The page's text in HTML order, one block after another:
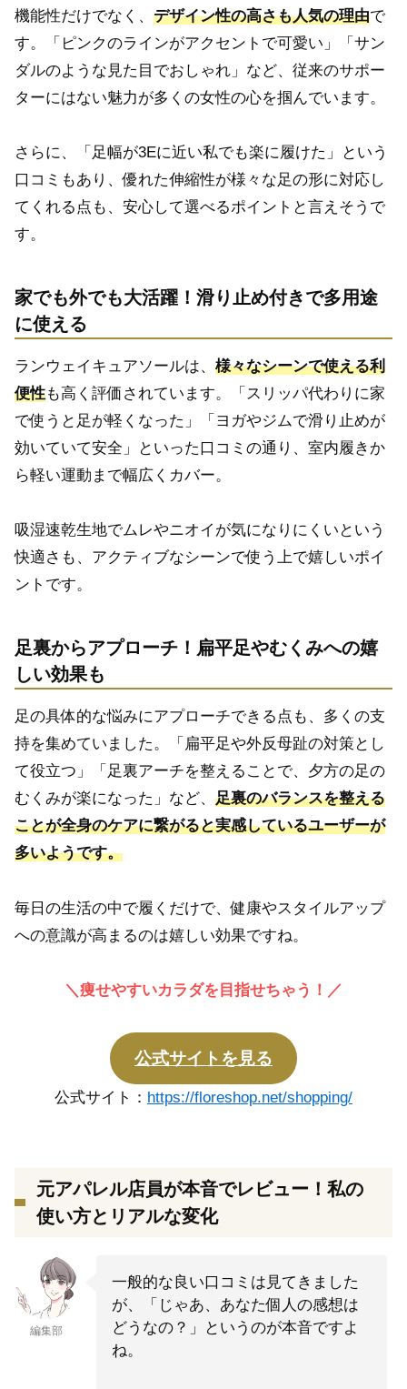
機能性だけでなく、 デザイン性の高さも人気の理由で
す。「ピンクのラインがアクセントで可愛い」「サン
ダルのような見た目でおしゃれ」など、従来のサポー
ターにはない魅力が多くの女性の心を掴んでいます。
さらに、「足幅が3Eに近い私でも楽に履けた」という
口コミもあり、優れた伸縮性が様々な足の形に対応し
てくれる点も、安心して選べるポイントと言えそうで
す。
家でも外でも大活躍！滑り止め付きで多用途
に使える
ランウェイキュアソールは、 様々なシーンで使える利
便性も高く評価されています。「スリッパ代わりに家
で使うと足が軽くなった」「ヨガやジムで滑り止めが
効いていて安全」といった口コミの通り、室内履きか
ら軽い運動まで幅広くカバー。
吸湿速乾生地でムレやニオイが気になりにくいという
快適さも、アクティブなシーンで使う上で嬉しいポイ
ントです。
足裏からアプローチ！扁平足やむくみへの嬉
しい効果も
足の具体的な悩みにアプローチできる点も、多くの支
持を集めていました。「扁平足や外反母趾の対策とし
て役立つ」「足裏アーチを整えることで、夕方の足の
むくみが楽になった」など、 足裏のバランスを整える
ことが全身のケアに繋がると実感しているユーザーが
多いようです。
毎日の生活の中で履くだけで、健康やスタイルアップ
への意識が高まるのは嬉しい効果ですね。
＼痩せやすいカラダを目指せちゃう！／
公式サイトを見る
公式サイト： https://floreshop.net/shopping/
元アパレル店員が本音でレビュー！私の
使い方とリアルな変化
編集部
一般的な良い口コミは見てきました
が、「じゃあ、あなた個人の感想は
どうなの？」というのが本音ですよ
ね。